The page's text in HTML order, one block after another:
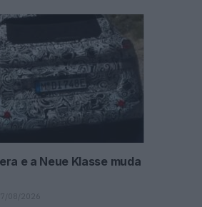
e a Neue Klasse muda
08/2026